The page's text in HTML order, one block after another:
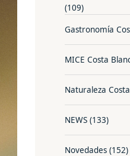
(109)
Gastronomía
MICE Costa
Naturaleza
NEWS (133)
Novedades (152)